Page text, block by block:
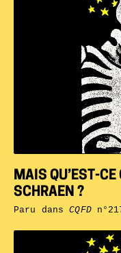
MAIS QU’EST-CE
SCHRAEN ?
Paru dansCQFD